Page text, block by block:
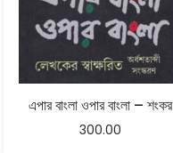
এপার বাংলা ওপার বাংলা – শংকর
300.00